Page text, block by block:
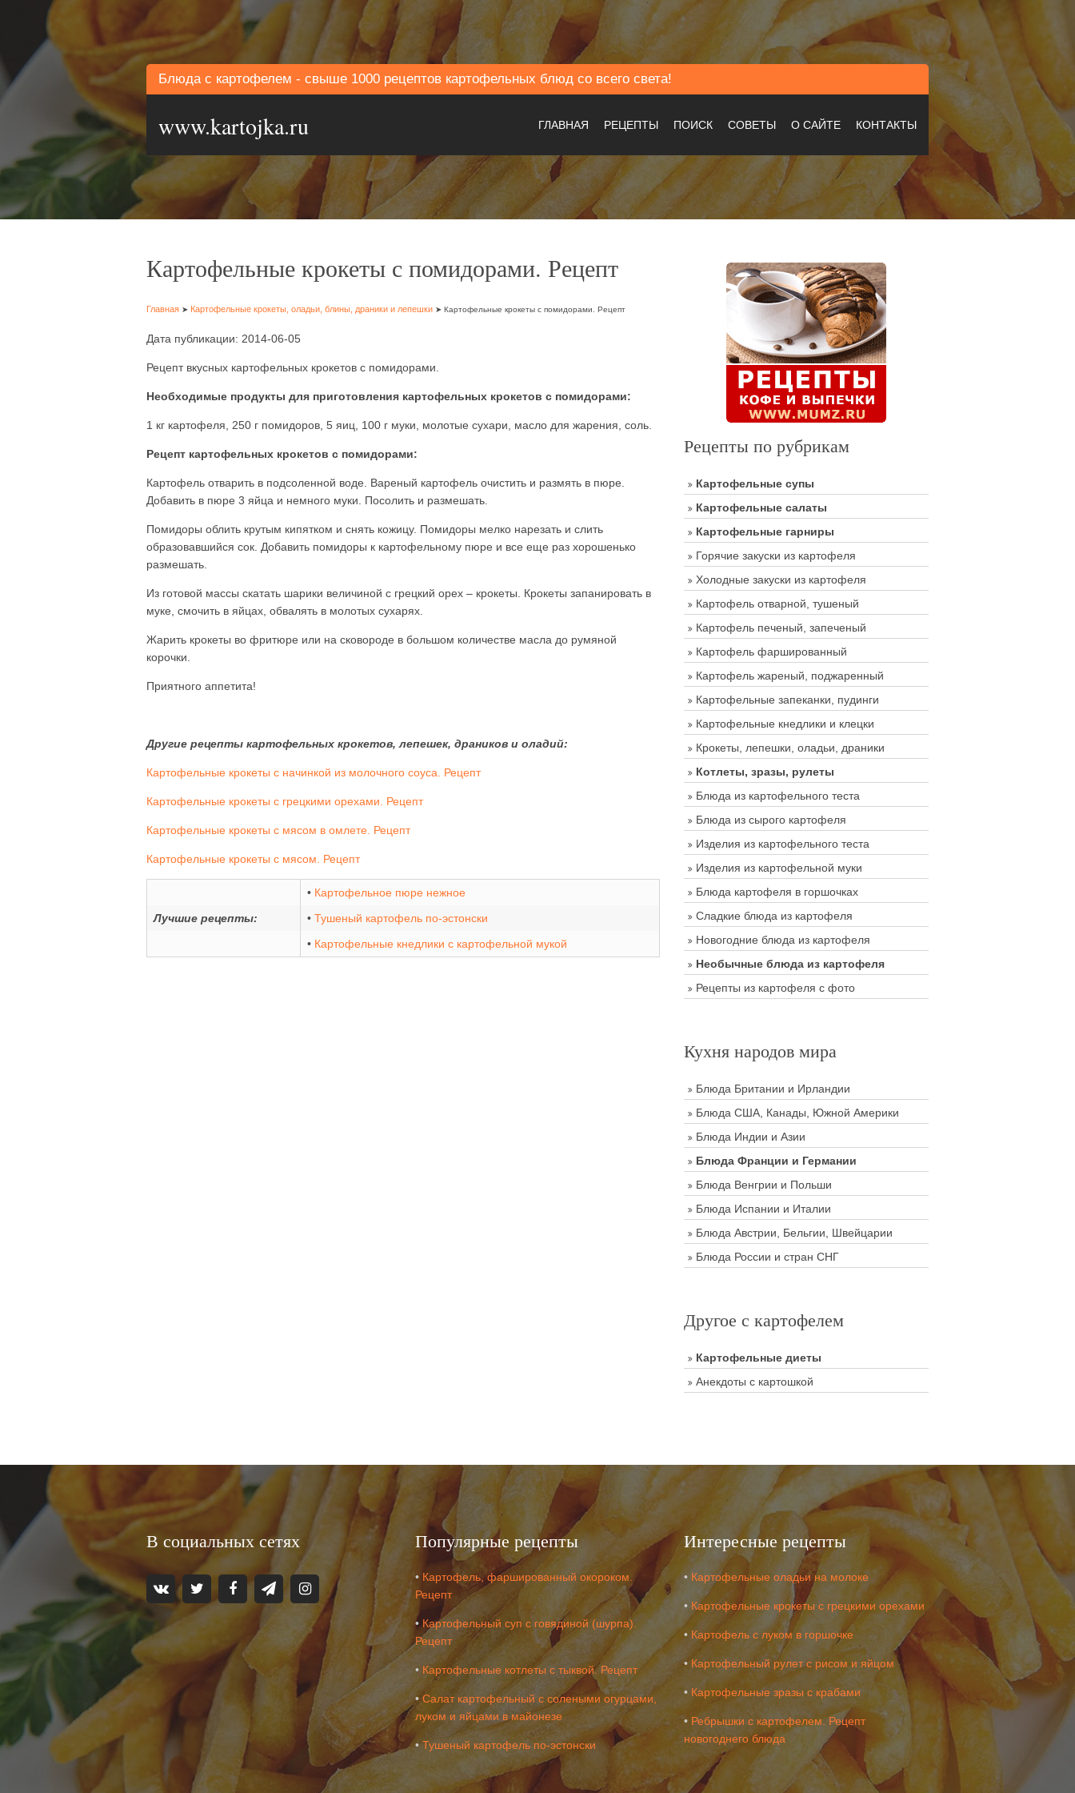
Блюда с картофелем - свыше 1000 рецептов картофельных блюд со всего света!
www.kartojka.ru ГЛАВНАЯ РЕЦЕПТЫ ПОИСК СОВЕТЫ О САЙТЕ КОНТАКТЫ
Картофельные крокеты с помидорами. Рецепт
Главная ➤ Картофельные крокеты, оладьи, блины, драники и лепешки ➤ Картофельные крокеты с помидорами. Рецепт
Дата публикации: 2014-06-05
Рецепт вкусных картофельных крокетов с помидорами.
Необходимые продукты для приготовления картофельных крокетов с помидорами:
1 кг картофеля, 250 г помидоров, 5 яиц, 100 г муки, молотые сухари, масло для жарения, соль.
Рецепт картофельных крокетов с помидорами:
Картофель отварить в подсоленной воде. Вареный картофель очистить и размять в пюре.
Добавить в пюре 3 яйца и немного муки. Посолить и размешать.
Помидоры облить крутым кипятком и снять кожицу. Помидоры мелко нарезать и слить
образовавшийся сок. Добавить помидоры к картофельному пюре и все еще раз хорошенько
размешать.
Из готовой массы скатать шарики величиной с грецкий орех – крокеты. Крокеты запанировать в
муке, смочить в яйцах, обвалять в молотых сухарях.
Жарить крокеты во фритюре или на сковороде в большом количестве масла до румяной
корочки.
Приятного аппетита!
Другие рецепты картофельных крокетов, лепешек, драников и оладий:
Картофельные крокеты с начинкой из молочного соуса. Рецепт
Картофельные крокеты с грецкими орехами. Рецепт
Картофельные крокеты с мясом в омлете. Рецепт
Картофельные крокеты с мясом. Рецепт
• Картофельное пюре нежное
Лучшие рецепты:
• Тушеный картофель по-эстонски
• Картофельные кнедлики с картофельной мукой
Рецепты по рубрикам
Картофельные супы
Картофельные салаты
Картофельные гарниры
Горячие закуски из картофеля
Холодные закуски из картофеля
Картофель отварной, тушеный
Картофель печеный, запеченый
Картофель фаршированный
Картофель жареный, поджаренный
Картофельные запеканки, пудинги
Картофельные кнедлики и клецки
Крокеты, лепешки, оладьи, драники
Котлеты, зразы, рулеты
Блюда из картофельного теста
Блюда из сырого картофеля
Изделия из картофельного теста
Изделия из картофельной муки
Блюда картофеля в горшочках
Сладкие блюда из картофеля
Новогодние блюда из картофеля
Необычные блюда из картофеля
Рецепты из картофеля с фото
Кухня народов мира
Блюда Британии и Ирландии
Блюда США, Канады, Южной Америки
Блюда Индии и Азии
Блюда Франции и Германии
Блюда Венгрии и Польши
Блюда Испании и Италии
Блюда Австрии, Бельгии, Швейцарии
Блюда России и стран СНГ
Другое с картофелем
Картофельные диеты
Анекдоты с картошкой
В социальных сетях Популярные рецепты
• Картофель, фаршированный окороком.
Рецепт
• Картофельный суп с говядиной (шурпа).
Рецепт
• Картофельные котлеты с тыквой. Рецепт
• Салат картофельный с солеными огурцами,
луком и яйцами в майонезе
•Тушеный картофель по-эстонски
Интересные рецепты
• Картофельные оладьи на молоке
• Картофельные крокеты с грецкими орехами
• Картофель с луком в горшочке
• Картофельный рулет с рисом и яйцом
• Картофельные зразы с крабами
• Ребрышки с картофелем. Рецепт
новогоднего блюда